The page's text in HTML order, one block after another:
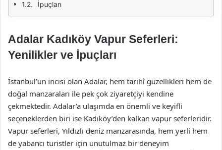
İpuçları
Adalar Kadıköy Vapur Seferleri:
Yenilikler ve İpuçları
İstanbul’un incisi olan Adalar, hem tarihî güzellikleri hem de
doğal manzaraları ile pek çok ziyaretçiyi kendine
çekmektedir. Adalar’a ulaşımda en önemli ve keyifli
seçeneklerden biri ise Kadıköy’den kalkan vapur seferleridir.
Vapur seferleri, Yıldızlı deniz manzarasında, hem yerli hem
de yabancı turistler için unutulmaz bir deneyim